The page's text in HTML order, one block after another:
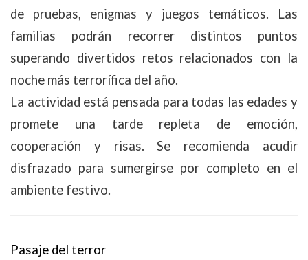
de pruebas, enigmas y juegos temáticos. Las
familias podrán recorrer distintos puntos
superando divertidos retos relacionados con la
noche más terrorífica del año.
La actividad está pensada para todas las edades y
promete una tarde repleta de emoción,
cooperación y risas. Se recomienda acudir
disfrazado para sumergirse por completo en el
ambiente festivo.
Pasaje del terror